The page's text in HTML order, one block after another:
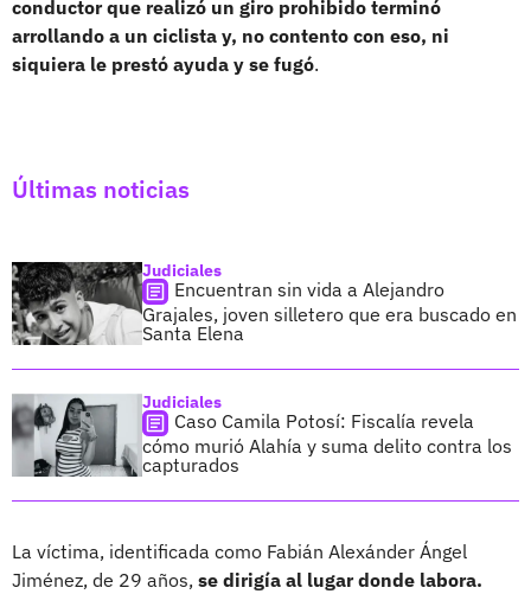
conductor que realizó un giro prohibido terminó
arrollando a un ciclista y, no contento con eso, ni
siquiera le prestó ayuda y se fugó.
Últimas noticias
Judiciales
Encuentran sin vida a Alejandro
Grajales, joven silletero que era buscado en
Santa Elena
Judiciales
Caso Camila Potosí: Fiscalía revela
cómo murió Alahía y suma delito contra los
capturados
La víctima, identificada como Fabián Alexánder Ángel
Jiménez, de 29 años, se dirigía al lugar donde labora.